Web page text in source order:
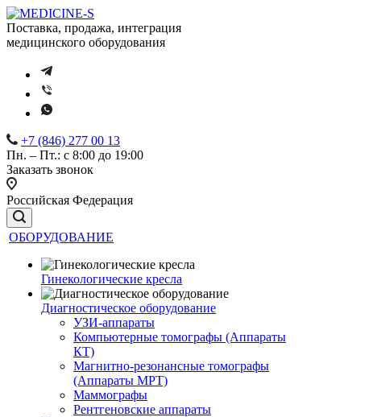
Поставка, продажа, интеграция
медицинского оборудования
+7 (846) 277 00 13
Пн. – Пт.: с 8:00 до 19:00
Заказать звонок
Российская Федерация
ОБОРУДОВАНИЕ
Гинекологические кресла
Диагностическое оборудование
УЗИ-аппараты
Компьютерные томографы (Аппараты
КТ)
Магнитно-резонансные томографы
(Аппараты МРТ)
Маммографы
Рентгеновские аппараты